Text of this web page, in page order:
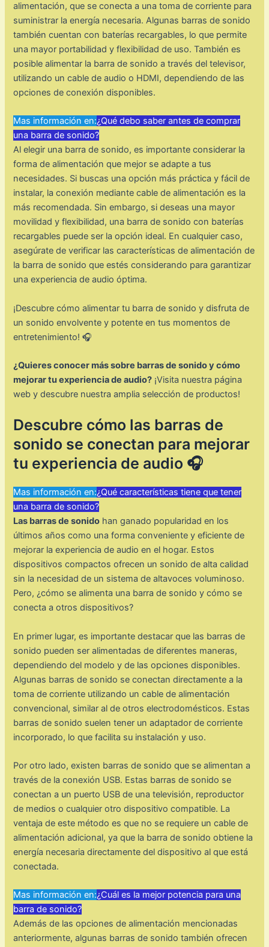
alimentación, que se conecta a una toma de corriente para
suministrar la energía necesaria. Algunas barras de sonido
también cuentan con baterías recargables, lo que permite
una mayor portabilidad y flexibilidad de uso. También es
posible alimentar la barra de sonido a través del televisor,
utilizando un cable de audio o HDMI, dependiendo de las
opciones de conexión disponibles.
Mas información en:¿Qué debo saber antes de comprar
una barra de sonido?
Al elegir una barra de sonido, es importante considerar la
forma de alimentación que mejor se adapte a tus
necesidades. Si buscas una opción más práctica y fácil de
instalar, la conexión mediante cable de alimentación es la
más recomendada. Sin embargo, si deseas una mayor
movilidad y flexibilidad, una barra de sonido con baterías
recargables puede ser la opción ideal. En cualquier caso,
asegúrate de verificar las características de alimentación de
la barra de sonido que estés considerando para garantizar
una experiencia de audio óptima.
¡Descubre cómo alimentar tu barra de sonido y disfruta de
un sonido envolvente y potente en tus momentos de
entretenimiento! 🎧
¿Quieres conocer más sobre barras de sonido y cómo
mejorar tu experiencia de audio? ¡Visita nuestra página
web y descubre nuestra amplia selección de productos!
Descubre cómo las barras de
sonido se conectan para mejorar
tu experiencia de audio 🎧
Mas información en:¿Qué características tiene que tener
una barra de sonido?
Las barras de sonido han ganado popularidad en los
últimos años como una forma conveniente y eficiente de
mejorar la experiencia de audio en el hogar. Estos
dispositivos compactos ofrecen un sonido de alta calidad
sin la necesidad de un sistema de altavoces voluminoso.
Pero, ¿cómo se alimenta una barra de sonido y cómo se
conecta a otros dispositivos?
En primer lugar, es importante destacar que las barras de
sonido pueden ser alimentadas de diferentes maneras,
dependiendo del modelo y de las opciones disponibles.
Algunas barras de sonido se conectan directamente a la
toma de corriente utilizando un cable de alimentación
convencional, similar al de otros electrodomésticos. Estas
barras de sonido suelen tener un adaptador de corriente
incorporado, lo que facilita su instalación y uso.
Por otro lado, existen barras de sonido que se alimentan a
través de la conexión USB. Estas barras de sonido se
conectan a un puerto USB de una televisión, reproductor
de medios o cualquier otro dispositivo compatible. La
ventaja de este método es que no se requiere un cable de
alimentación adicional, ya que la barra de sonido obtiene la
energía necesaria directamente del dispositivo al que está
conectada.
Mas información en:¿Cuál es la mejor potencia para una
barra de sonido?
Además de las opciones de alimentación mencionadas
anteriormente, algunas barras de sonido también ofrecen